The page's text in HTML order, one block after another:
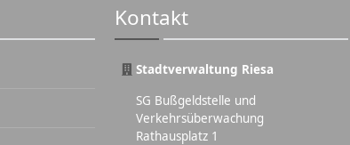
Kontakt
Stadtverwaltung Riesa
SG Bußgeldstelle und
Verkehrsüberwachung
Rathausplatz 1